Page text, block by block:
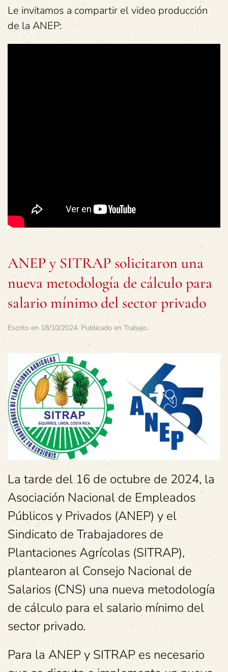
Le invitamos a compartir el video producción
de la ANEP:
ANEP y SITRAP solicitaron una
nueva metodología de cálculo para
salario mínimo del sector privado
Escrito en 18/10/2024. Publicado en Trabajo.
La tarde del 16 de octubre de 2024, la
Asociación Nacional de Empleados
Públicos y Privados (ANEP) y el
Sindicato de Trabajadores de
Plantaciones Agrícolas (SITRAP),
plantearon al Consejo Nacional de
Salarios (CNS) una nueva metodología
de cálculo para el salario mínimo del
sector privado.
Para la ANEP y SITRAP es necesario